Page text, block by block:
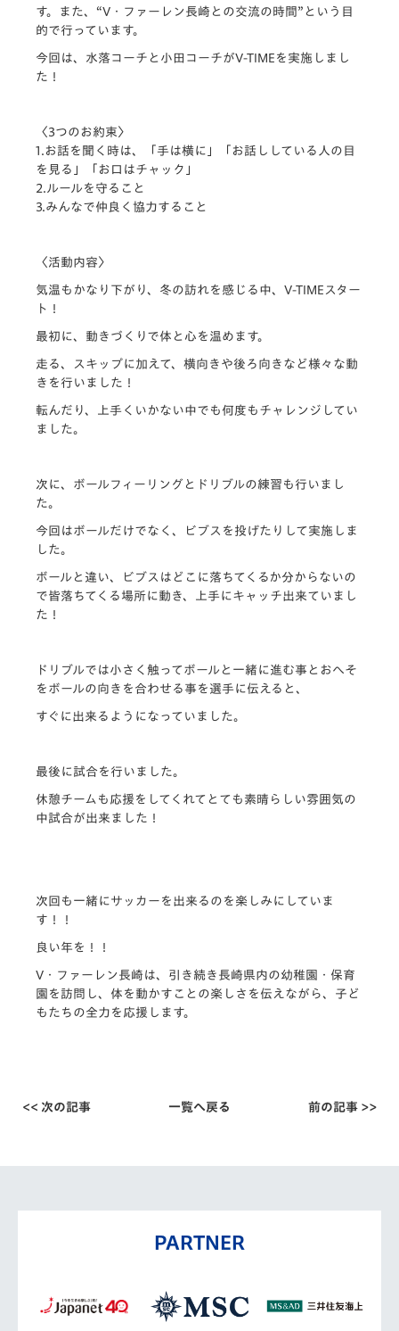
す。また 、“V・ファーレン長崎との交流の時間”という目
的で行っていま す。
今回は、水落コーチと小田コーチがV-TIMEを実施しまし
た！
〈3つのお約束〉
1.お話を聞く時は、「手は横に」「お話ししている人の目
を見る 」「お口はチャック」
2.ルールを守ること
3.みんなで仲良く協力すること
〈活動内容〉
気温もかなり下がり、冬の訪れを感じる中、V-TIMEスター
ト ！
最初に、動きづくりで体と心を温めます。
走る、スキップに加えて、横向きや後ろ向きなど様々な動
きを行い ました！
転んだり、上手くいかない中でも何度もチャレンジしてい
ました。
次に、ボールフィーリングとドリブルの練習も行いまし
た。
今回はボールだけでなく、ビブスを投げたりして実施しま
した。
ボールと違い、ビブスはどこに落ちてくるか分からないの
で皆落ちてくる場所に動き、上手にキャッチ出来ていまし
た！
ドリブルでは小さく触ってボールと一緒に進む事とおへそ
をボールの向きを合わせる事を選手に伝えると、
すぐに出来るようになっていました。
最後に試合を行いました。
休憩チームも応援をしてくれてとても素晴らしい雰囲気の
中試合が出来ました！
次回も一緒にサッカーを出来るのを楽しみにしていま
す！！
良い年を！！
V・ファーレン長崎は、引き続き長崎県内の幼稚園・保育
園を訪問 し、体を動かすことの楽しさを伝えながら、子ど
もたちの全力を応援します。
<< 次の記事 一覧へ戻る 前の記事 >>
PARTNER